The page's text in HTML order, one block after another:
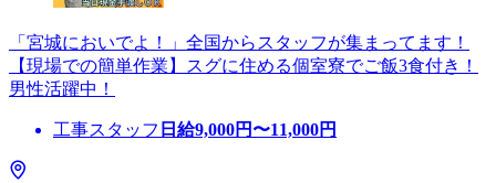
「宮城においでよ！」全国からスタッフが集まってます！
【現場での簡単作業】スグに住める個室寮でご飯3食付き！
男性活躍中！
工事スタッフ 日給9,000円〜11,000円